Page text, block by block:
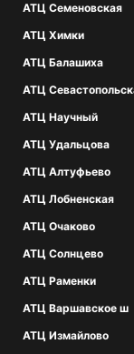
АТЦ Семеновская
АТЦ Химки
АТЦ Балашиха
АТЦ
АТЦ Научный
АТЦ Удальцова
АТЦ Алтуфьево
АТЦ Лобненская
АТЦ Очаково
АТЦ Солнцево
АТЦ Раменки
АТЦ Варшавское ш
АТЦ Измайлово